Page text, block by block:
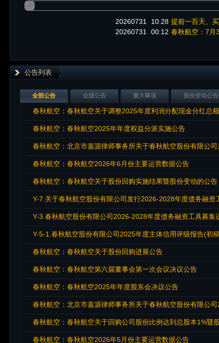
20260731 10:28 提前一百天、
20260731
00:12 春秋航空：7月
公告列表
全部公告 业绩公告 重大事项 股份变动公告
春秋航空：春秋航空关于调整2025年度利润分配现金分红总
春秋航空：春秋航空2025年年度权益分派实施公告
春秋航空：北京市嘉源律师事务所关于春秋航空股份有限公
春秋航空：春秋航空2026年6月份主要运营数据公告
春秋航空：春秋航空关于股份回购实施结果暨股份变动的公告
Y-7.关于春秋航空股份有限公司发行2026-2028年度债务融资
Y-3.春秋航空股份有限公司2026-2028年度债务融资工具募集
Y-5-1.春秋航空股份有限公司2025年度主体信用评级报告(初
春秋航空：春秋航空关于股份回购进展公告
春秋航空：春秋航空第六届董事会第一次会议决议公告
春秋航空：春秋航空2025年年度股东会决议公告
春秋航空：北京市嘉源律师事务所关于春秋航空股份有限公
春秋航空：春秋航空关于回购公司股份比例达到总股本1%暨
春秋航空：春秋航空2026年5月份主要运营数据公告